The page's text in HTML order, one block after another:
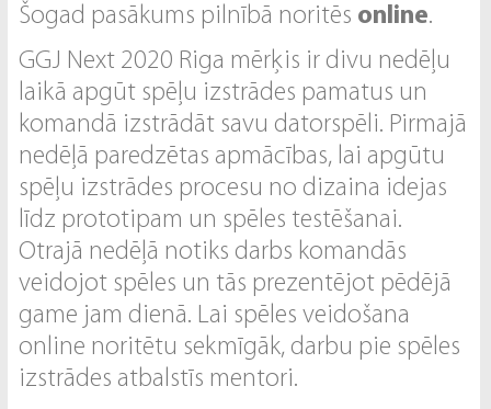
Šogad pasākums pilnībā noritēs online.
GGJ Next 2020 Riga mērķis ir divu nedēļu
laikā apgūt spēļu izstrādes pamatus un
komandā izstrādāt savu datorspēli. Pirmajā
nedēļā paredzētas apmācības, lai apgūtu
spēļu izstrādes procesu no dizaina idejas
līdz prototipam un spēles testēšanai.
Otrajā nedēļā notiks darbs komandās
veidojot spēles un tās prezentējot pēdējā
game jam dienā. Lai spēles veidošana
online noritētu sekmīgāk, darbu pie spēles
izstrādes atbalstīs mentori.